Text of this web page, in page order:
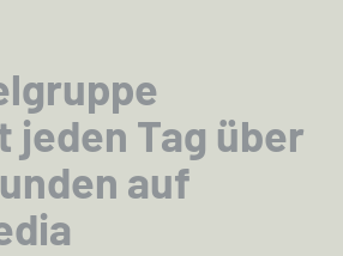
jeden Tag über
auf